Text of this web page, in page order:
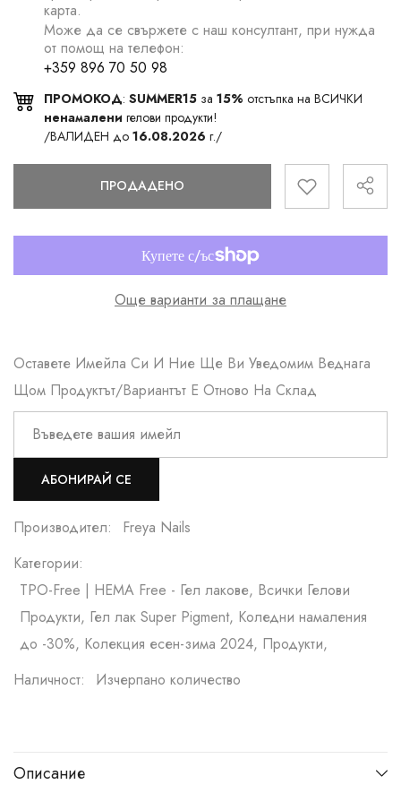
карта.
Може да се свържете с наш консултант, при нужда
от помощ на телефон:
+359 896 70 50 98
ПРОМОКОД: SUMMER15 за 15% отстъпка на ВСИЧКИ
ненамалени гелови продукти!
/ВАЛИДЕН до 16.08.2026 г./
ПРОДАДЕНО
Още варианти за плащане
Оставете Имейла Си И Ние Ще Ви Уведомим Веднага
Щом Продуктът/вариантът Е Отново На Склад
АБОНИРАЙ СЕ
Производител:
Freya Nails
Категории:
TPO-Free | HEMA Free - Гел лакове, Всички Гелови
Продукти, Гел лак Super Pigment, Коледни намаления
до -30%, Колекция есен-зима 2024, Продукти,
Наличност:
Изчерпано количество
Описание